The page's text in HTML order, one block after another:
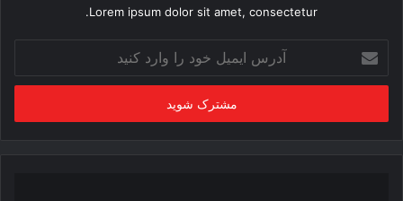
Lorem ipsum dolor sit amet, consectetur.
ر
ا